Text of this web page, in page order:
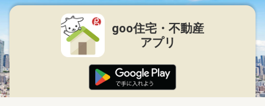
goo住宅・不動産
アプリ